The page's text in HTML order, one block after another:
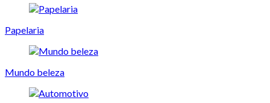
Papelaria
Mundo beleza